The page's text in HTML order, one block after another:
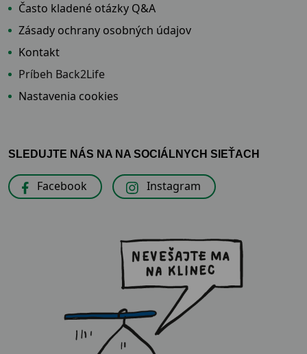
Často kladené otázky Q&A
Zásady ochrany osobných údajov
Kontakt
Príbeh Back2Life
Nastavenia cookies
SLEDUJTE NÁS NA NA SOCIÁLNYCH SIEŤACH
Facebook Instagram